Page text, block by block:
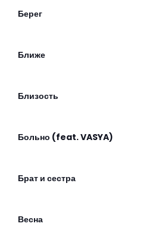
Берег
Ближе
Близость
Больно (feat. VASYA)
Брат и сестра
Весна